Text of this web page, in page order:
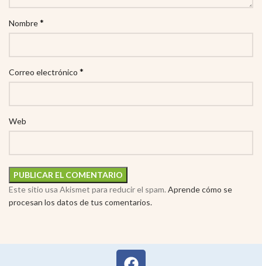
Nombre*
Correo electrónico *
Web
Este sitio usa Akismet para reducir el spam. Aprende cómo se
procesan los datos de tus comentarios.